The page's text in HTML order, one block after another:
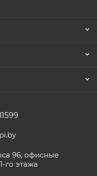
96, офисные
го этажа